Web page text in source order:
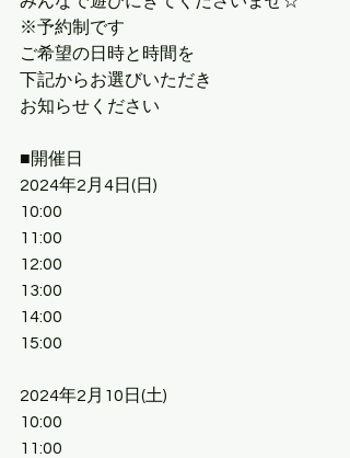
※予約制です
ご希望の日時と時間を
下記からお選びいただき
お知らせください
■開催日
2024年2月4日(日)
10:00
11:00
12:00
13:00
14:00
15:00
2024年2月10日(土)
10:00
11:00